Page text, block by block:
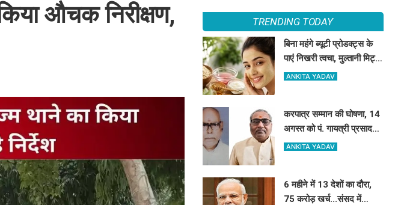
औचक निरीक्षण,
TRENDING TODAY
बिना महंगे ब्यूटी प्रोडक्ट्स के
पाएं निखरी त्वचा, मुल्तानी मिट्टी
के साथ मिलाएं ये 5 चीजें, त्वचा
ANKITA YADAV
करपात्र सम्मान की घोषणा, 14
अगस्त को पं. गायत्री प्रसाद
पाण्डेय और डॉ. श्रीप्रकाश
ANKITA YADAV
6 महीने में 13 देशों का दौरा,
75 करोड़ खर्च...संसद में